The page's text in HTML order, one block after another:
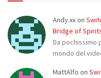
Andy.xxon
Bridge of
Da pochissimo
mondo del
MattAlfo on